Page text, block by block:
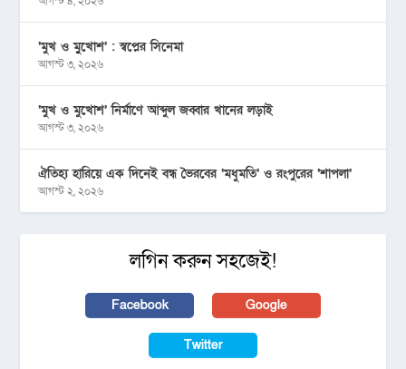
‘মুখ ও মু্খোশ’ : স্বপ্নের সিনেমা
আগস্ট ৩, ২০২৬
‘মুখ ও মুখোশ’ নির্মাণে আব্দুল জব্বার খানের লড়াই
আগস্ট ৩, ২০২৬
ঐতিহ্য হারিয়ে এক দিনেই বন্ধ ভৈরবের ‘মধুমতি’ ও রংপুরের ‘শাপলা’
আগস্ট ২, ২০২৬
লগিন করুন সহজেই!
Facebook Google
Twitter